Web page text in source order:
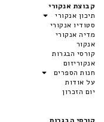
קבוצת אנקורי
תיכון אנקורי
סטודיו אנקורי
מדיה אנקורי
אנקור
קורסי הבגרות
אנקוריזום
חנות הספרים
על אודות
יום הזכרון